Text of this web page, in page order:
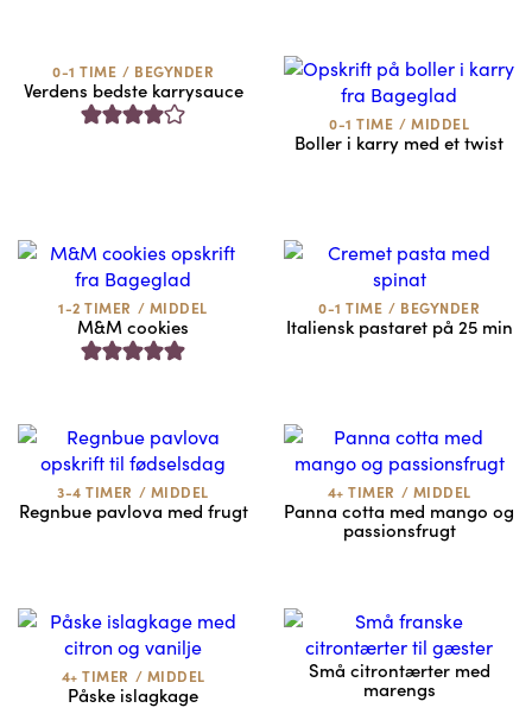
0-1 TIME / BEGYNDER
Verdens bedste karrysauce
0-1 TIME / MIDDEL
Boller i karry med et twist
1-2 TIMER / MIDDEL
M&M cookies
0-1 TIME / BEGYNDER
Italiensk pastaret på 25 min
3-4 TIMER / MIDDEL
Regnbue pavlova med frugt
4+ TIMER / MIDDEL
Panna cotta med mango og
passionsfrugt
4+ TIMER / MIDDEL
Påske islagkage
Små citrontærter med
marengs